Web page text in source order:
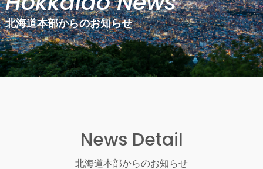
北海道本部からのお知らせ
News Detail
北海道本部からのお知らせ